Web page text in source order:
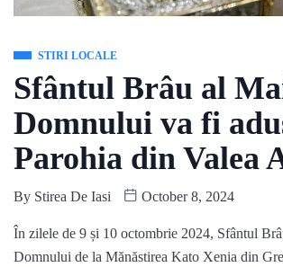
STIRI LOCALE
Sfântul Brâu al
Domnului va fi
Parohia din Valea
By Stirea De Iasi October 8, 2024
În zilele de 9 și 10 octombrie 2024, Sfântul
Domnului de la Mănăstirea Kato Xenia din